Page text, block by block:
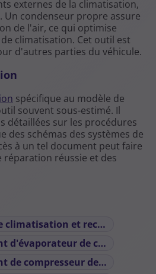
Réparation de climatisation et recharge
Remplacement d'évaporateur de climatiseur automobile
Remplacement de compresseur de climatiseur de voiture
externes de la climatisation,
Un condenseur propre assure
de l'air, ce qui optimise
climatisation. Cet outil est
d'autres parties du véhicule.
spécifique au modèle de
souvent sous-estimé. Il
détaillées sur les procédures
des schémas des systèmes de
à un tel document peut faire
réussie et des